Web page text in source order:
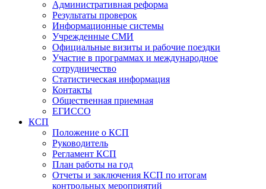
Административная реформа
Результаты проверок
Информационные системы
Учрежденные СМИ
Официальные визиты и рабочие поездки
Участие в программах и международное
сотрудничество
Статистическая информация
Контакты
Общественная приемная
ЕГИССО
КСП
Положение о КСП
Руководитель
Регламент КСП
План работы на год
Отчеты и заключения КСП по итогам
контрольных мероприятий